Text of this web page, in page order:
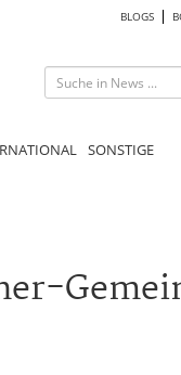
BLOGS
SONSTIGE